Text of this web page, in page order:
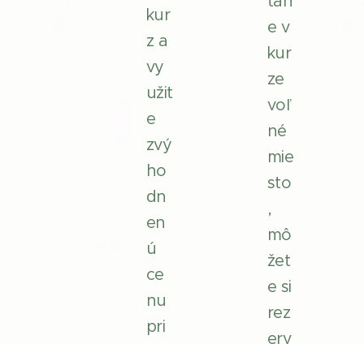
kur
z a
vy
užit
e
zvý
ho
dn
en
ú
ce
nu
pri
e v
kur
ze
voľ
né
mie
sto
,
mô
žet
e si
rez
erv